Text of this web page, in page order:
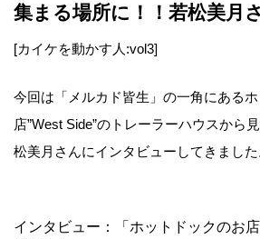
集まる場所に！！若松美月
[カイケを動かす人:vol3]
今回は「メルカド皆生」の一角にある
店”West Side”のトレーラーハウスから
松美月さんにインタビューしてきました
インタビュー：「ホットドックのお